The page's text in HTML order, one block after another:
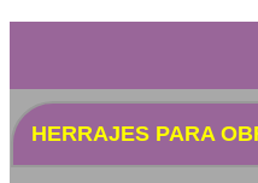
HERRAJES PARA